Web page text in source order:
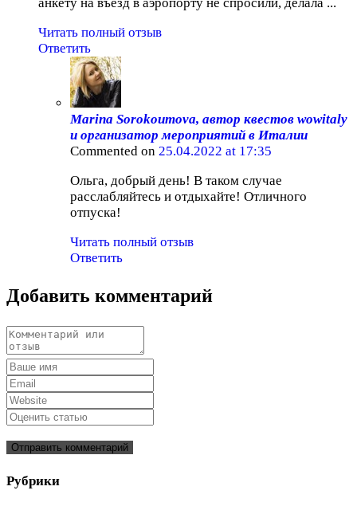
анкету на въезд в аэропорту не спросили, делала ...
Читать полный отзыв
Ответить
Marina Sorokoumova, автор квестов wowitaly
и организатор мероприятий в Италии
Commented on 25.04.2022 at 17:35
Ольга, добрый день! В таком случае
расслабляйтесь и отдыхайте! Отличного
отпуска!
Читать полный отзыв
Ответить
Добавить комментарий
Рубрики